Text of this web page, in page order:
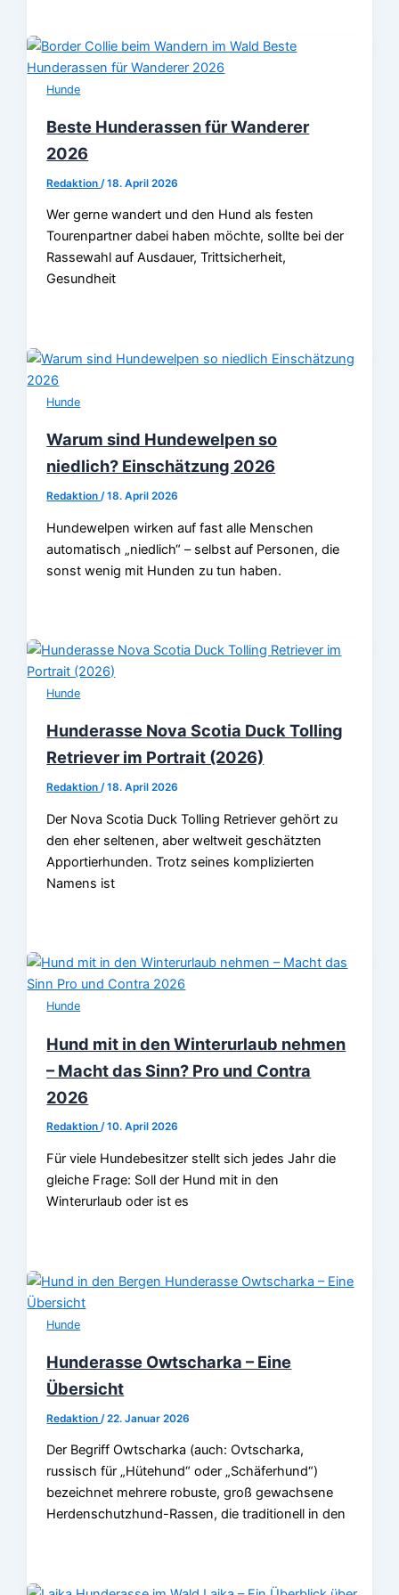
Hunde
Beste Hunderassen für Wanderer
2026
Redaktion /18. April 2026
Wer gerne wandert und den Hund als festen
Tourenpartner dabei haben möchte, sollte bei der
Rassewahl auf Ausdauer, Trittsicherheit,
Gesundheit
Hunde
Warum sind Hundewelpen so
niedlich? Einschätzung 2026
Redaktion/18. April 2026
Hundewelpen wirken auf fast alle Menschen
automatisch „niedlich“ – selbst auf Personen, die
sonst wenig mit Hunden zu tun haben.
Hunde
Hunderasse Nova Scotia Duck Tolling
Retriever im Portrait (2026)
Redaktion/18. April 2026
Der Nova Scotia Duck Tolling Retriever gehört zu
den eher seltenen, aber weltweit geschätzten
Apportierhunden. Trotz seines komplizierten
Namens ist
Hunde
Hund mit in den Winterurlaub nehmen
– Macht das Sinn? Pro und Contra
2026
Redaktion/10. April 2026
Für viele Hundebesitzer stellt sich jedes Jahr die
gleiche Frage: Soll der Hund mit in den
Winterurlaub oder ist es
Hunde
Hunderasse Owtscharka – Eine
Übersicht
Redaktion /22. Januar 2026
Der Begriff Owtscharka (auch: Ovtscharka,
russisch für „Hütehund“ oder „Schäferhund“)
bezeichnet mehrere robuste, groß gewachsene
Herdenschutzhund-Rassen, die traditionell in den